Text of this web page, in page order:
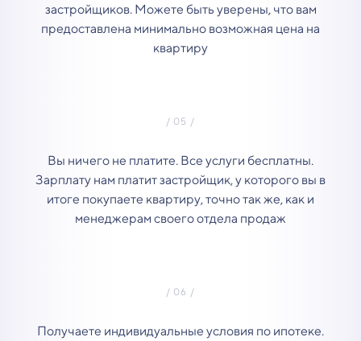
застройщиков. Можете быть уверены, что вам
предоставлена минимально возможная цена на
квартиру
Вы ничего не платите. Все услуги бесплатны.
Зарплату нам платит застройщик, у которого вы в
итоге покупаете квартиру, точно так же, как и
менеджерам своего отдела продаж
Получаете индивидуальные условия по ипотеке.